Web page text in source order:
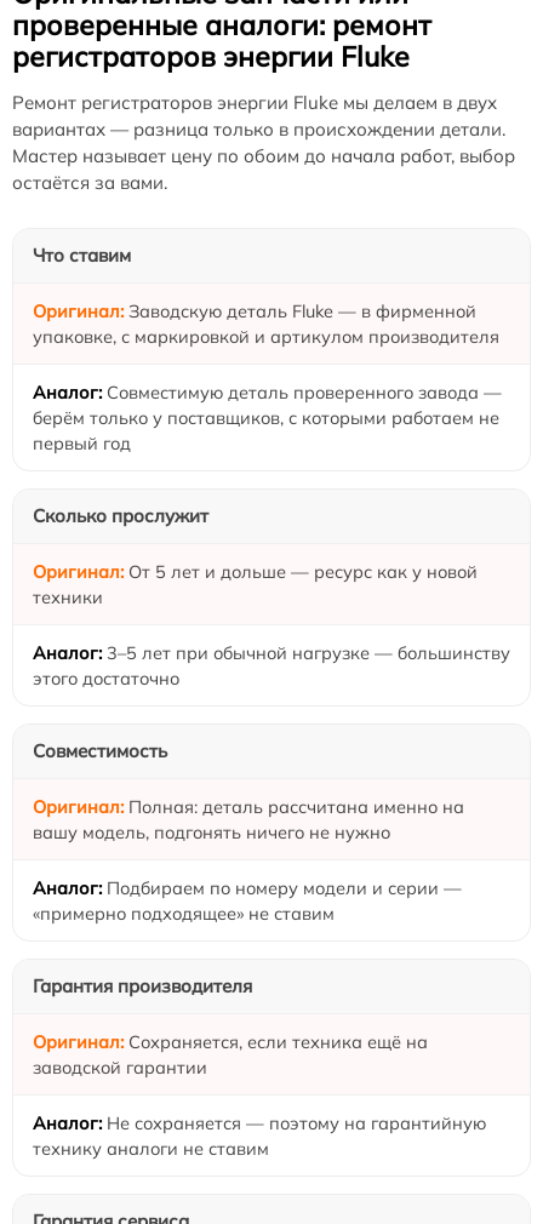
проверенные аналоги: ремонт
регистраторов энергии Fluke
Ремонт регистраторов энергии Fluke мы делаем в двух
вариантах — разница только в происхождении детали.
Мастер называет цену по обоим до начала работ, выбор
остаётся за вами.
Что ставим
Заводскую деталь Fluke — в фирменной
упаковке, с маркировкой и артикулом производителя
Совместимую деталь проверенного завода —
берём только у поставщиков, с которыми работаем не
первый год
Сколько прослужит
От 5 лет и дольше — ресурс как у новой
техники
3–5 лет при обычной нагрузке — большинству
этого достаточно
Совместимость
Полная: деталь рассчитана именно на
вашу модель, подгонять ничего не нужно
Подбираем по номеру модели и серии —
«примерно подходящее» не ставим
Гарантия производителя
Сохраняется, если техника ещё на
заводской гарантии
Не сохраняется — поэтому на гарантийную
технику аналоги не ставим